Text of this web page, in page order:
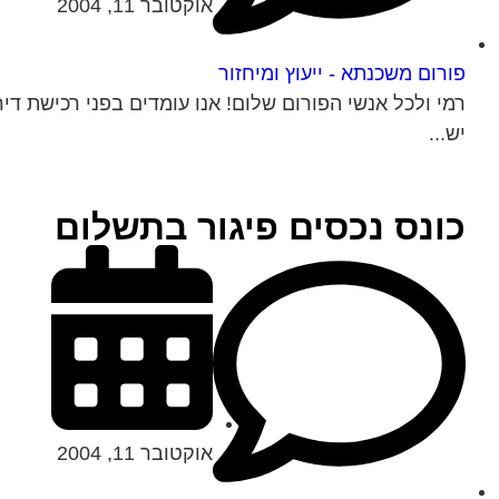
פורום משכנתא - ייעוץ ומיחזור
אוקטובר 11, 2004
יש...
כונס נכסים פיגור בתשלום
אוקטובר 11, 2004